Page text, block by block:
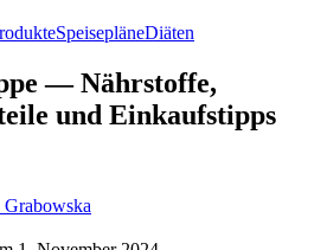
SpeisepläneDiäten
— Nährstoffe,
und Einkaufstipps
Grabowska